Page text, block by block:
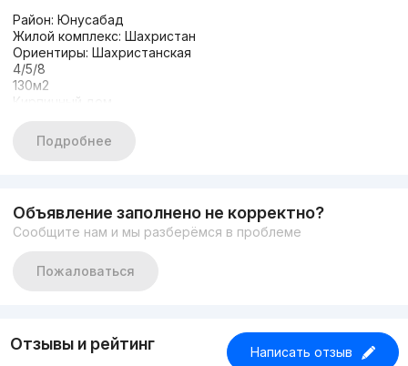
Район: Юнусабад
Жилой комплекс: Шахристан
Ориентиры: Шахристанская
4/5/8
130м2
Кирпичный дом
Коробка
Цена: 140.000$
Подробнее
Объявление заполнено не корректно?
Сообщите нам и мы разберёмся в проблеме
Пожаловаться
Отзывы и рейтинг Написать отзыв